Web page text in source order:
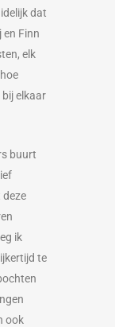
dat
Finn
elk
bij elkaar
buurt
deze
ik
te
ook